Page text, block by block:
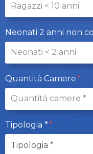
Neonati 2 anni non
Quantità Camere
Tipologia *